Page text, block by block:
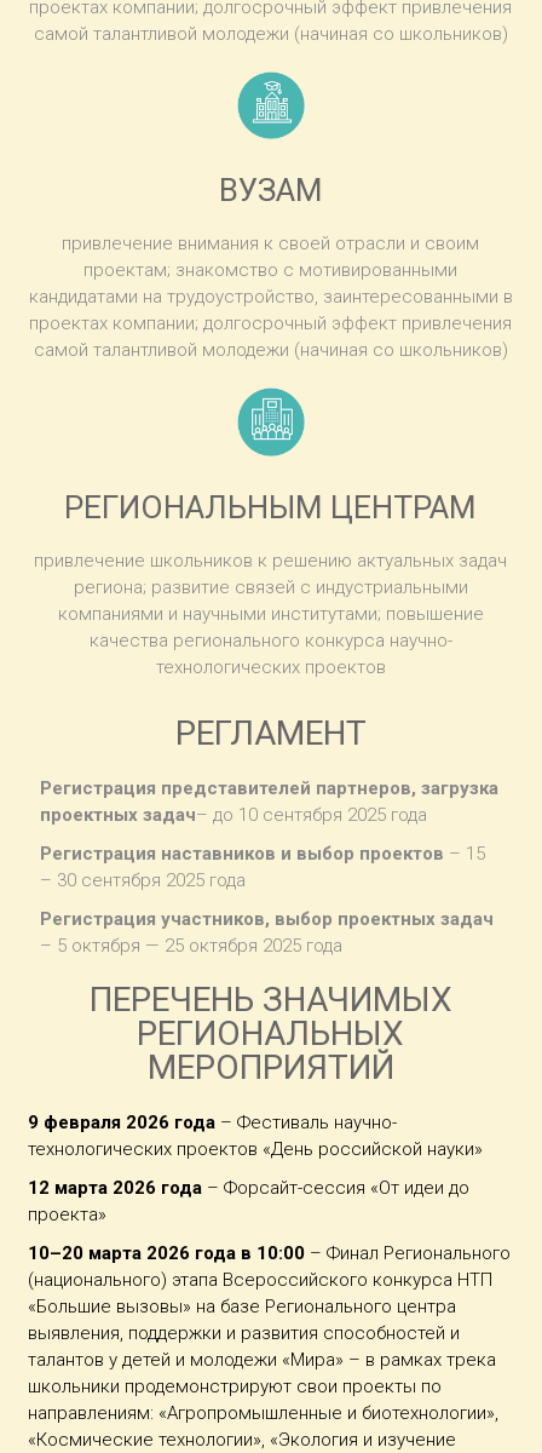
проектах компании; долгосрочный эффект привлечения
самой талантливой молодежи (начиная со школьников)
ВУЗАМ
привлечение внимания к своей отрасли и своим
проектам; знакомство с мотивированными
кандидатами на трудоустройство, заинтересованными в
проектах компании; долгосрочный эффект привлечения
самой талантливой молодежи (начиная со школьников)
РЕГИОНАЛЬНЫМ ЦЕНТРАМ
привлечение школьников к решению актуальных задач
региона; развитие связей с индустриальными
компаниями и научными институтами; повышение
качества регионального конкурса научно-
технологических проектов
РЕГЛАМЕНТ
Регистрация представителей партнеров, загрузка
проектных задач– до 10 сентября 2025 года
Регистрация наставников и выбор проектов – 15
– 30 сентября 2025 года
Регистрация участников, выбор проектных задач
– 5 октября — 25 октября 2025 года
ПЕРЕЧЕНЬ ЗНАЧИМЫХ
РЕГИОНАЛЬНЫХ
МЕРОПРИЯТИЙ
9 февраля 2026 года – Фестиваль научно-
технологических проектов «День российской науки»
12 марта 2026 года – Форсайт-сессия «От идеи до
проекта»
10–20 марта 2026 года в 10:00 – Финал Регионального
(национального) этапа Всероссийского конкурса НТП
«Большие вызовы» на базе Регионального центра
выявления, поддержки и развития способностей и
талантов у детей и молодежи «Мира» – в рамках трека
школьники продемонстрируют свои проекты по
направлениям: «Агропромышленные и биотехнологии»,
«Космические технологии», «Экология и изучение